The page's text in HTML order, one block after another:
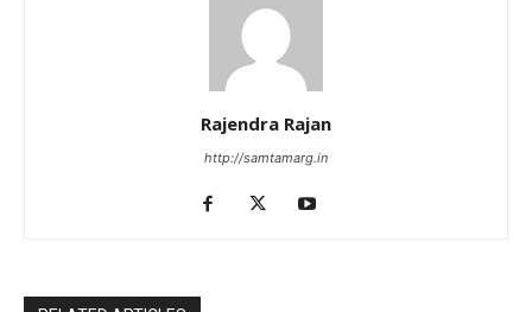
Rajendra Rajan
http://samtamarg.in